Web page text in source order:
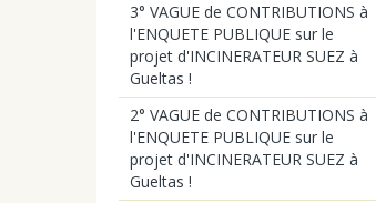
3° VAGUE de CONTRIBUTIONS à
l'ENQUETE PUBLIQUE sur le
projet d'INCINERATEUR SUEZ à
Gueltas !
2° VAGUE de CONTRIBUTIONS à
l'ENQUETE PUBLIQUE sur le
projet d'INCINERATEUR SUEZ à
Gueltas !